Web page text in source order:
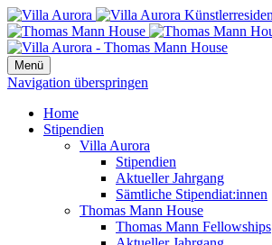
Menü
Navigation überspringen
Home
Stipendien
Villa Aurora
Stipendien
Aktueller Jahrgang
Sämtliche Stipendiat:innen
Thomas Mann House
Thomas Mann Fellowships